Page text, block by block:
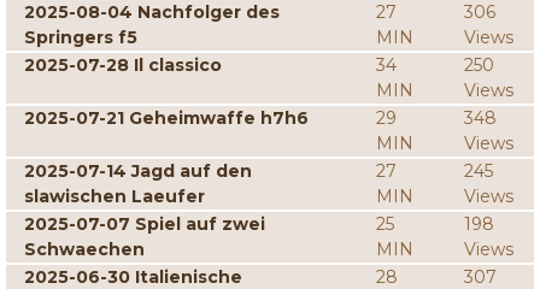
2025-08-04 Nachfolger des
Springers f5
27
MIN
306
Views
2025-07-28 Il classico
34
MIN
250
Views
2025-07-21 Geheimwaffe h7h6
29
MIN
348
Views
2025-07-14 Jagd auf den
slawischen Laeufer
27
MIN
245
Views
2025-07-07 Spiel auf zwei
Schwaechen
25
MIN
198
Views
2025-06-30 Italienische
28
307